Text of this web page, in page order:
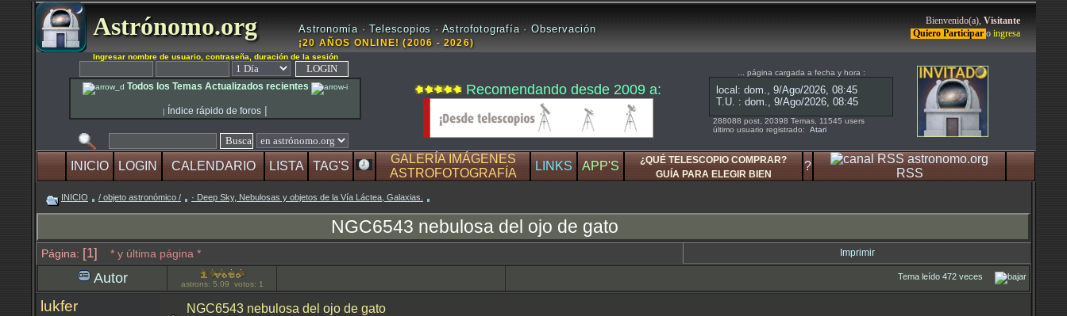
Astrónomo.org Astronomía · Telescopios · Astrofotografía · Observación
¡20 AÑOS ONLINE! (2006 - 2026)
Bienvenido(a), Visitante
Quiero Participar o ingresa
Ingresar nombre de usuario, contraseña, duración de la sesión
Todos los Temas Actualizados recientes
| Índice rápido de foros |
Recomendando desde 2009 a:
... página cargada a fecha y hora :
288088 post, 20398 Temas, 11545 users
último usuario registrado: Atari
INICIO LOGIN CALENDARIO LISTA TAG'S
GALERÍA IMÁGENES
ASTROFOTOGRAFÍA
LINKS APP'S
¿QUÉ TELESCOPIO COMPRAR?
GUÍA PARA ELEGIR BIEN
?
RSS
INICIO / objeto astronómico / · Deep Sky, Nebulosas y objetos de la Vía Láctea, Galaxias.
NGC6543 nebulosa del ojo de gato
Página: [1] * y última página * Imprimir
Autor astrons: 5.09 votos: 1
Tema leído 472 veces
lukfer NGC6543 nebulosa del ojo de gato